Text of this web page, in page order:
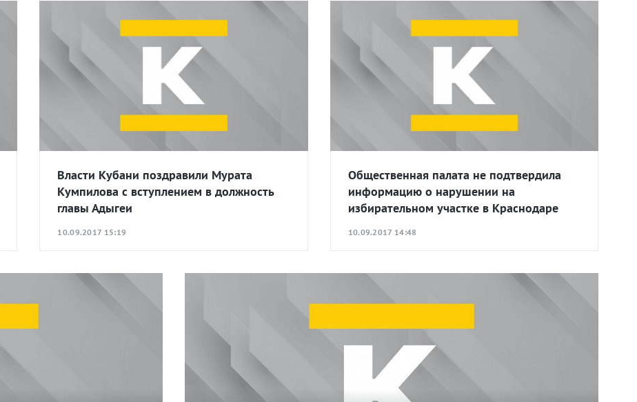
Власти Кубани поздравили Мурата
Кумпилова с вступлением в должность
главы Адыгеи
10.09.2017 15:19
Общественная палата не подтвердила
информацию о нарушении на
избирательном участке в Краснодаре
10.09.2017 14:48